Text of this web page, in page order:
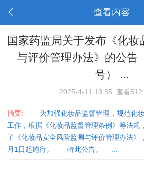
查看内容
国家药监局关于发布《化妆
与评价管理办法》的公告
号） ...
2025-4-11 13:35 查看512
摘要:
为加强化妆品监督管理，规范化妆
工作，根据《化妆品监督管理条例》等法规
了《化妆品安全风险监测与评价管理办法》
月1日起施行。 特此公告。 ...